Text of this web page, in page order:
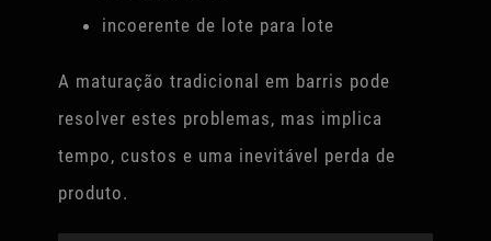
incoerente de lote para lote
A maturação tradicional em barris pode
resolver estes problemas, mas implica
tempo, custos e uma inevitável perda de
produto.